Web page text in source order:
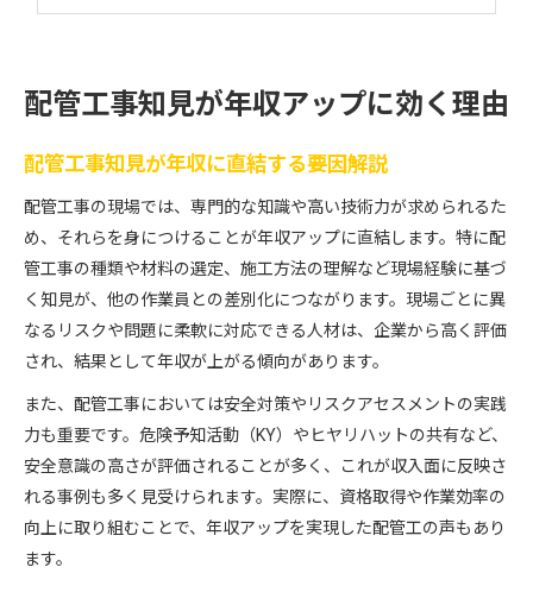
配管工事のキャリアアップ戦略を実践する方法
配管工事安全対策の現場知見を徹底解説
配管工事現場で重視すべき安全ポイント
配管工事ヒヤリハット事例と対策の実際
配管工事KY活動で学ぶ安全意識向上のコツ
作業効率を高める配管工事の工夫
配管工事で作業効率を上げる工夫と知見
配管工事現場の効率化ポイントを解説
配管工事で役立つ段取りと安全意識の両立
配管工事作業手順の見直しで効率向上
配管工事の注意点と効率アップ実践例
配管工事で危険予知が重要になる場面
配管工事知見が年収アップに効く理由
配管工事知見が年収に直結する要因解説
配管工事の現場では、専門的な知識や高い技術力が求められるた
め、それらを身につけることが年収アップに直結します。特に配
管工事の種類や材料の選定、施工方法の理解など現場経験に基づ
く知見が、他の作業員との差別化につながります。現場ごとに異
なるリスクや問題に柔軟に対応できる人材は、企業から高く評価
され、結果として年収が上がる傾向があります。
また、配管工事においては安全対策やリスクアセスメントの実践
力も重要です。危険予知活動（KY）やヒヤリハットの共有など、
安全意識の高さが評価されることが多く、これが収入面に反映さ
れる事例も多く見受けられます。実際に、資格取得や作業効率の
向上に取り組むことで、年収アップを実現した配管工の声もあり
ます。